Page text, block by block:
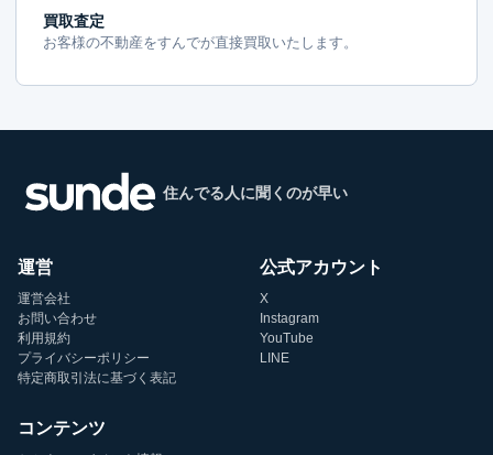
買取査定
お客様の不動産をすんでが直接買取いたします。
住んでる人に聞くのが早い
運営
運営会社
お問い合わせ
利用規約
プライバシーポリシー
特定商取引法に基づく表記
公式アカウント
X
Instagram
YouTube
LINE
コンテンツ